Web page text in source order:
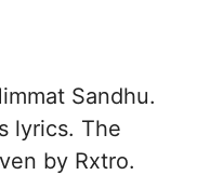
Sandhu.
lyrics. The
by Rxtro.